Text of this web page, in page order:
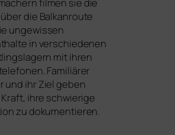
die Balkanroute
unge­wis­sen
in ver­schie­de­nen
mit ihren
Familiärer
und ihr Ziel geben
ihre schwie­ri­ge
zu dokumentieren.